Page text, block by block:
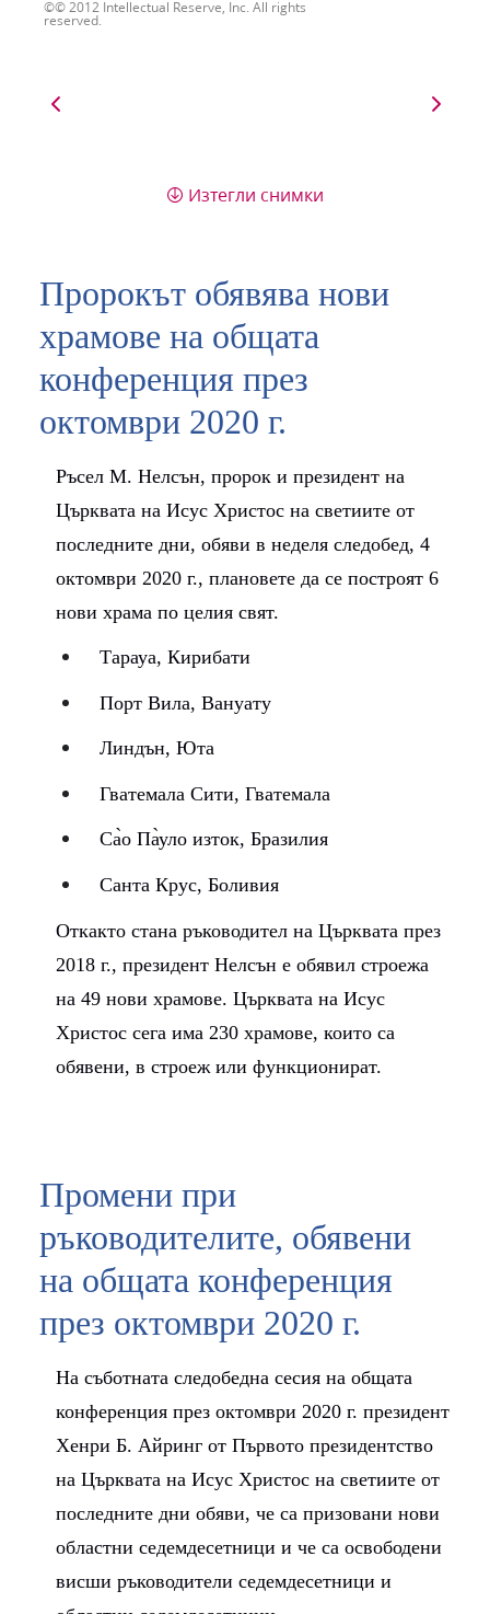
© 2012 Intellectual Reserve, Inc. All rights
reserved.
Изтегли снимки
Пророкът обявява нови
храмове на общата
конференция през
октомври 2020 г.
Ръсел M. Нелсън, пророк и президент на
Църквата на Исус Христос на светиите от
последните дни, обяви в неделя следобед, 4
октомври 2020 г., плановете да се построят 6
нови храма по целия свят.
Тарауа, Кирибати
Порт Вила, Вануату
Линдън, Юта
Гватемала Сити, Гватемала
Са̀о Па̀уло изток, Бразилия
Санта Крус, Боливия
Откакто стана ръководител на Църквата през
2018 г., президент Нелсън е обявил строежа
на 49 нови храмове. Църквата на Исус
Христос сега има 230 храмове, които са
обявени, в строеж или функционират.
Промени при
ръководителите, обявени
на общата конференция
през октомври 2020 г.
На съботната следобедна сесия на общата
конференция през октомври 2020 г. президент
Хенри Б. Айринг от Първото президентство
на Църквата на Исус Христос на светиите от
последните дни обяви, че са призовани нови
областни седемдесетници и че са освободени
висши ръководители седемдесетници и